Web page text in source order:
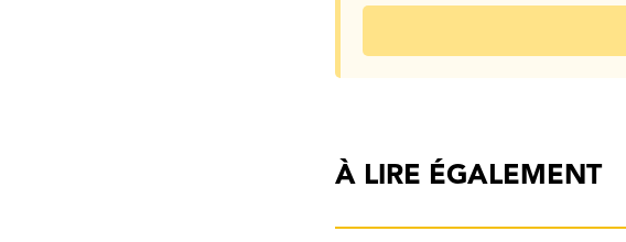
À LIRE ÉGALEMENT